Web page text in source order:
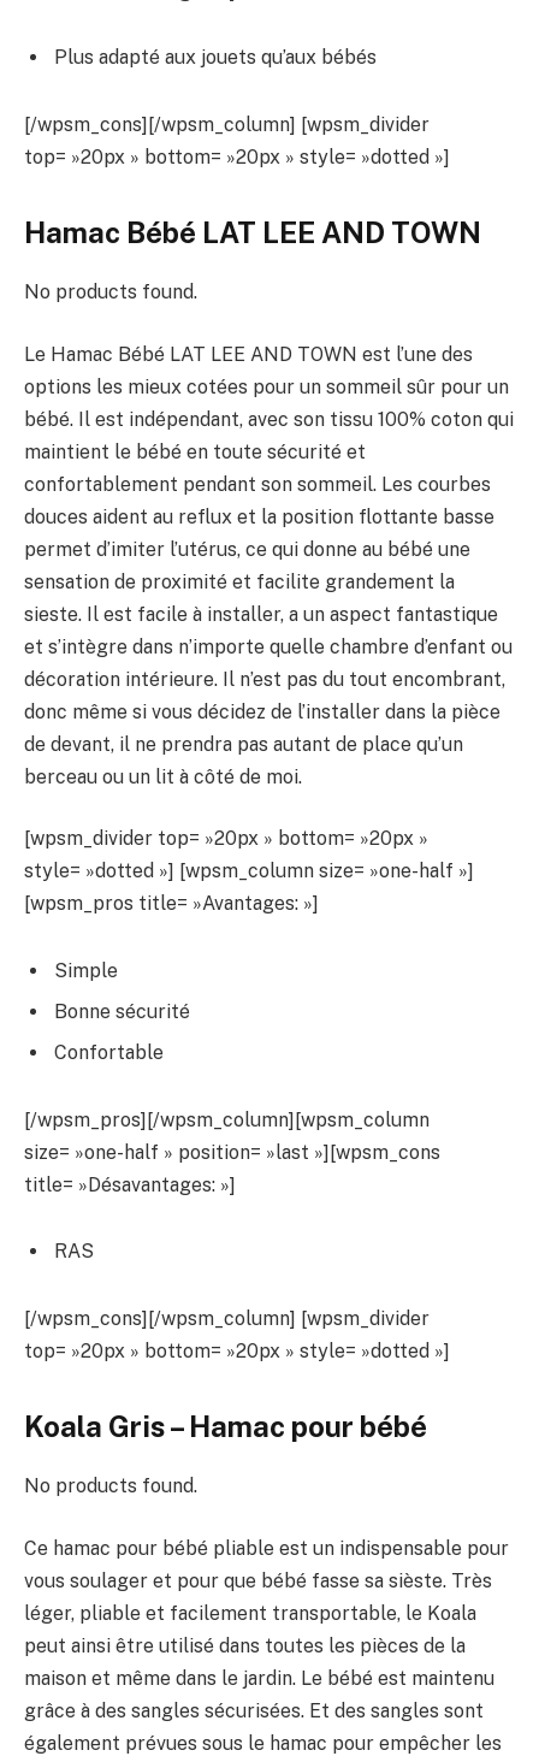
Plus adapté aux jouets qu’aux bébés
[/wpsm_cons][/wpsm_column] [wpsm_divider
top= »20px » bottom= »20px » style= »dotted »]
Hamac Bébé LAT LEE AND TOWN
No products found.
Le Hamac Bébé LAT LEE AND TOWN est l’une des
options les mieux cotées pour un sommeil sûr pour un
bébé. Il est indépendant, avec son tissu 100% coton qui
maintient le bébé en toute sécurité et
confortablement pendant son sommeil. Les courbes
douces aident au reflux et la position flottante basse
permet d’imiter l’utérus, ce qui donne au bébé une
sensation de proximité et facilite grandement la
sieste. Il est facile à installer, a un aspect fantastique
et s’intègre dans n’importe quelle chambre d’enfant ou
décoration intérieure. Il n’est pas du tout encombrant,
donc même si vous décidez de l’installer dans la pièce
de devant, il ne prendra pas autant de place qu’un
berceau ou un lit à côté de moi.
[wpsm_divider top= »20px » bottom= »20px »
style= »dotted »] [wpsm_column size= »one-half »]
[wpsm_pros title= »Avantages: »]
Simple
Bonne sécurité
Confortable
[/wpsm_pros][/wpsm_column][wpsm_column
size= »one-half » position= »last »][wpsm_cons
title= »Désavantages: »]
RAS
[/wpsm_cons][/wpsm_column] [wpsm_divider
top= »20px » bottom= »20px » style= »dotted »]
Koala Gris – Hamac pour bébé
No products found.
Ce hamac pour bébé pliable est un indispensable pour
vous soulager et pour que bébé fasse sa sièste. Très
léger, pliable et facilement transportable, le Koala
peut ainsi être utilisé dans toutes les pièces de la
maison et même dans le jardin. Le bébé est maintenu
grâce à des sangles sécurisées. Et des sangles sont
également prévues sous le hamac pour empêcher les